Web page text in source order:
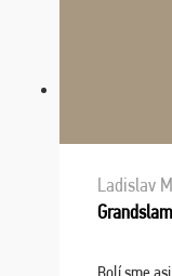
Ladislav M.